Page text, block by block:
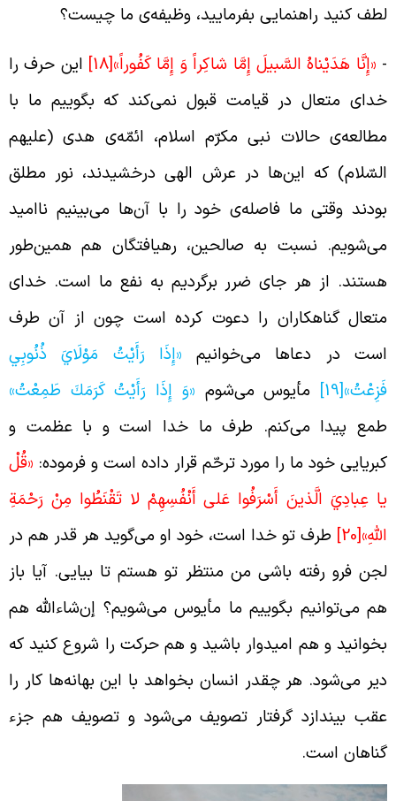
کنید راهنمایی بفرمایید، وظیفه‌ی ما چیست؟
«إِنَّا هَدَيْناهُ السَّبيلَ إِمَّا شاكِراً وَ إِمَّا كَفُوراً»[18]
این حرف را
متعال در قیامت قبول نمی‌کند که بگوییم ما با
حالات نبی مکرّم اسلام، ائمّه‌ی هدی (علیهم
که این‌ها در عرش الهی درخشیدند، نور مطلق
وقتی ما فاصله‌ی خود را با آن‌ها می‌بینیم ناامید
نسبت به صالحین، رهیافتگان هم همین‌طور
از هر جای ضرر برگردیم به نفع ما است. خدای
گناهکاران را دعوت کرده است چون از آن طرف
در دعاها می‌خوانیم
«إِذَا رَأَيْتُ مَوْلَايَ ذُنُوبِي
[19] مأیوس می‌شوم«وَ إِذَا رَأَيْتُ كَرَمَكَ طَمِعْتُ»
پیدا می‌کنم. طرف ما خدا است و با عظمت و
خود ما را مورد ترحّم قرار داده است و فرموده:«قُلْ
عِبادِيَ الَّذينَ أَسْرَفُوا عَلى‏ أَنْفُسِهِمْ لا تَقْنَطُوا مِنْ رَحْمَةِ
[20]
طرف تو خدا است، خود او می‌گوید هر قدر هم در
فرو رفته باشی من منتظر تو هستم تا بیایی. آیا باز
می‌توانیم بگوییم ما مأیوس می‌شویم؟ إن‌شاءالله هم
و هم امیدوار باشید و هم حرکت را شروع کنید که
می‌شود. هر چقدر انسان بخواهد با این بهانه‌ها کار را
بیندازد گرفتار تصویف می‌شود و تصویف هم جزء
است.